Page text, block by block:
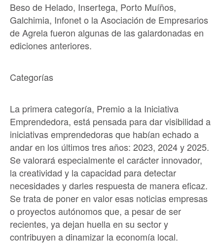
Beso de Helado, Insertega, Porto Muíños,
Galchimia, Infonet o la Asociación de Empresarios
de Agrela fueron algunas de las galardonadas en
ediciones anteriores.
Categorías
La primera categoría, Premio a la Iniciativa
Emprendedora, está pensada para dar visibilidad a
iniciativas emprendedoras que habían echado a
andar en los últimos tres años: 2023, 2024 y 2025.
Se valorará especialmente el carácter innovador,
la creatividad y la capacidad para detectar
necesidades y darles respuesta de manera eficaz.
Se trata de poner en valor esas noticias empresas
o proyectos autónomos que, a pesar de ser
recientes, ya dejan huella en su sector y
contribuyen a dinamizar la economía local.